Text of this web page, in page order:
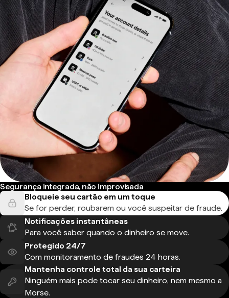
Segurança integrada, não improvisada
Bloqueie seu cartão em um toque
Se for perder, roubarem ou você suspeitar de fraude.
Notificações instantâneas
Para você saber quando o dinheiro se move.
Protegido 24/7
Com monitoramento de fraudes 24 horas.
Mantenha controle total da sua carteira
Ninguém mais pode tocar seu dinheiro, nem mesmo a
Morse.